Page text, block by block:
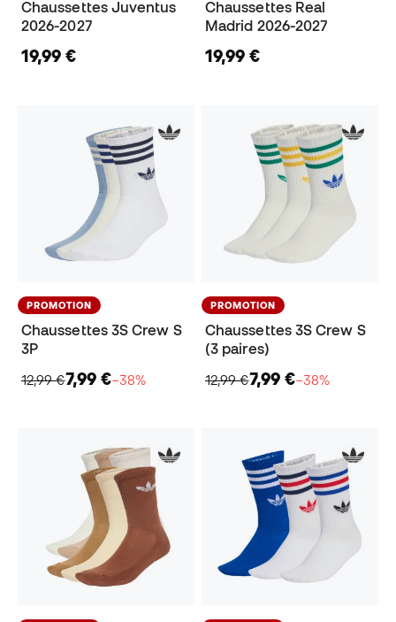
Chaussettes Juventus
2026-2027
19,99 €
Chaussettes Real
Madrid 2026-2027
19,99 €
PROMOTION
Chaussettes 3S Crew S
3P
12,99 €7,99 €−38%
PROMOTION
Chaussettes 3S Crew S
(3 paires)
12,99 €7,99 €−38%